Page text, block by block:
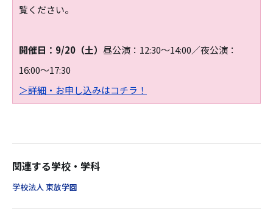
覧ください。
開催日：9/20（土） 昼公演：12:30～14:00／夜公演：
16:00～17:30
＞詳細・お申し込みはコチラ！
関連する学校・学科
学校法人 東放学園